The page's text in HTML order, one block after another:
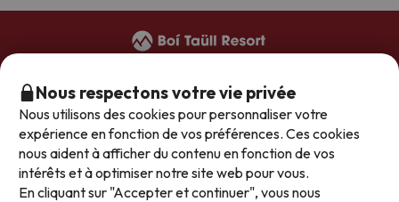
Nous respectons votre vie privée
Nous utilisons des cookies pour personnaliser votre
expérience en fonction de vos préférences. Ces cookies
nous aident à afficher du contenu en fonction de vos
intérêts et à optimiser notre site web pour vous.
En cliquant sur "Accepter et continuer", vous nous
+34 973 696 264(hôtels)
reservas@boitaullresort.com
Conditions générales